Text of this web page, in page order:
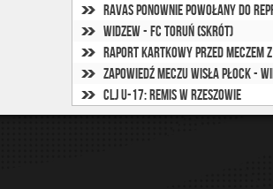
Ravas ponownie powołany do
Widzew - FC Toruń (skrót)
Raport kartkowy przed meczem z
Zapowiedź meczu Wisła Płock -
CLJ U-17: Remis w Rzeszowie